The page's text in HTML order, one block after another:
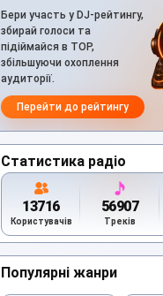
Бери участь у DJ-рейтингу,
збирай голоси та
підіймайся в TOP,
збільшуючи охоплення
аудиторії.
Перейти до рейтингу
Статистика радіо
13716
Користувачів
56907
Треків
Популярні жанри